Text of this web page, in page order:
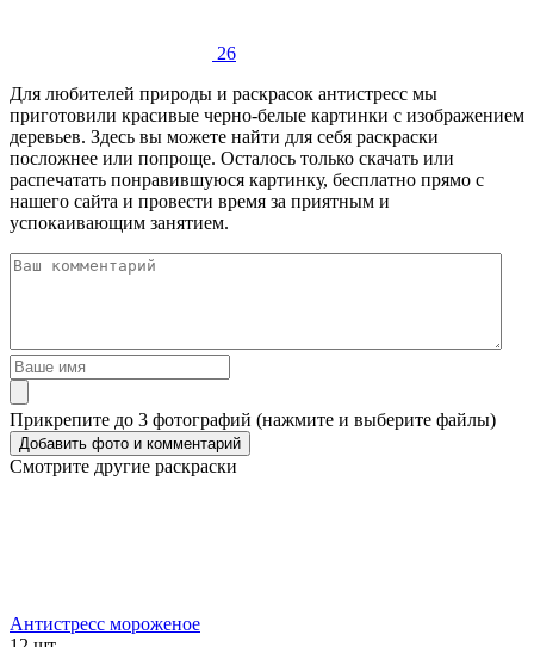
26
Для любителей природы и раскрасок антистресс мы
приготовили красивые черно-белые картинки с изображением
деревьев. Здесь вы можете найти для себя раскраски
посложнее или попроще. Осталось только скачать или
распечатать понравившуюся картинку, бесплатно прямо с
нашего сайта и провести время за приятным и
успокаивающим занятием.
Прикрепите до 3 фотографий (нажмите и выберите файлы)
Смотрите другие раскраски
Антистресс мороженое